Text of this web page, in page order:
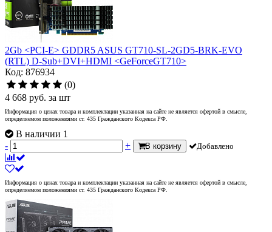
2Gb <PCI-E> GDDR5 ASUS GT710-SL-2GD5-BRK-EVO
(RTL) D-Sub+DVI+HDMI <GeForceGT710>
Код: 876934
(0)
4 668 руб. за шт
Информация о ценах товара и комплектации указанная на сайте не является офертой в смысле,
определяемом положениями ст. 435 Гражданского Кодекса РФ.
В наличии 1
-
+ В корзину Добавлено
Информация о ценах товара и комплектации указанная на сайте не является офертой в смысле,
определяемом положениями ст. 435 Гражданского Кодекса РФ.